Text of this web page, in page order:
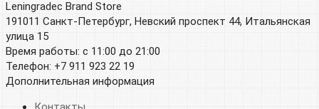
Leningradec Brand Store
191011 Санкт-Петербург, Невский проспект 44, Итальянская
улица 15
Время работы: с 11:00 до 21:00
Телефон: +7 911 923 22 19
Дополнительная информация